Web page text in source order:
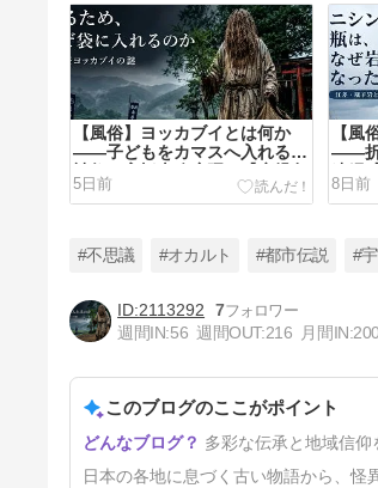
【風俗】ヨッカブイとは何か
――子どもをカマスへ入れる水
神祭と高橋十八度踊り【鹿児島
県】
5日前
【風
――折
連縄
8日前
か――首切れ馬と年餅を伴う大
晦日の来訪神
11日前
#不思議 #オカルト #都市伝説 #
2113292
7
週間IN:56 週間OUT:216 月間IN:200
このブログのここがポイント
多彩な伝承と地域信仰
日本の各地に息づく古い物語から、